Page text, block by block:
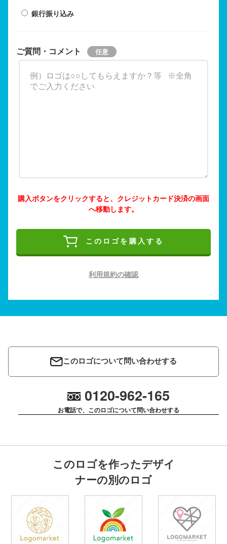
銀行振り込み
ご質問・コメント
購入ボタンをクリックすると、クレジットカード決済の画面
へ移動します。
このロゴを購入する
利用規約の確認
このロゴについて問い合わせする
0120-962-165
お電話で、このロゴについて問い合わせする
このロゴを作ったデザイ
ナーの別のロゴ